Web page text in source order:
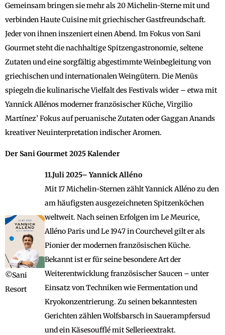
Gemeinsam bringen sie mehr als 20 Michelin-Sterne mit und
verbinden Haute Cuisine mit griechischer Gastfreundschaft.
Jeder von ihnen inszeniert einen Abend. Im Fokus von Sani
Gourmet steht die nachhaltige Spitzengastronomie, seltene
Zutaten und eine sorgfältig abgestimmte Weinbegleitung von
griechischen und internationalen Weingütern. Die Menüs
spiegeln die kulinarische Vielfalt des Festivals wider – etwa mit
Yannick Allénos moderner französischer Küche, Virgilio
Martínez’ Fokus auf peruanische Zutaten oder Gaggan Anands
kreativer Neuinterpretation indischer Aromen.
Der Sani Gourmet 2025 Kalender
©Sani
Resort
11.Juli 2025– Yannick Alléno
Mit 17 Michelin-Sternen zählt Yannick Alléno zu den
am häufigsten ausgezeichneten Spitzenköchen
weltweit. Nach seinen Erfolgen im Le Meurice,
Alléno Paris und Le 1947 in Courchevel gilt er als
Pionier der modernen französischen Küche.
Bekannt ist er für seine besondere Art der
Weiterentwicklung französischer Saucen – unter
Einsatz von Techniken wie Fermentation und
Kryokonzentrierung. Zu seinen bekanntesten
Gerichten zählen Wolfsbarsch in Sauerampfersud
und ein Käsesoufflé mit Sellerieextrakt.